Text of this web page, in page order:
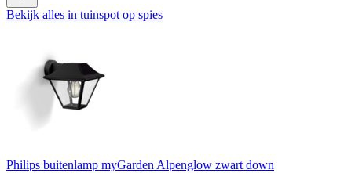
Bekijk alles in tuinspot op spies
Philips buitenlamp myGarden Alpenglow zwart down